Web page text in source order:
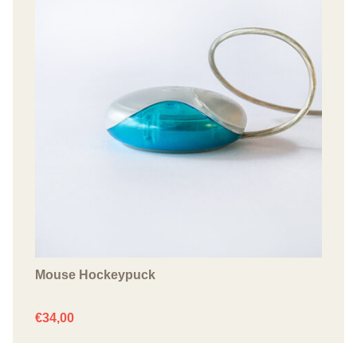
Mouse Hockeypuck
€34,00